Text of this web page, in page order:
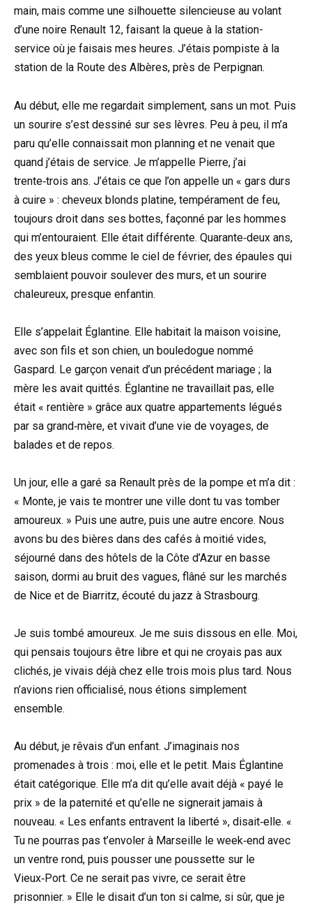
main, mais comme une silhouette silencieuse au volant
d’une noire Renault 12, faisant la queue à la station-
service où je faisais mes heures. J’étais pompiste à la
station de la Route des Albères, près de Perpignan.
Au début, elle me regardait simplement, sans un mot. Puis
un sourire s’est dessiné sur ses lèvres. Peu à peu, il m’a
paru qu’elle connaissait mon planning et ne venait que
quand j’étais de service. Je m’appelle Pierre, j’ai
trente‑trois ans. J’étais ce que l’on appelle un « gars durs
à cuire » : cheveux blonds platine, tempérament de feu,
toujours droit dans ses bottes, façonné par les hommes
qui m’entouraient. Elle était différente. Quarante‑deux ans,
des yeux bleus comme le ciel de février, des épaules qui
semblaient pouvoir soulever des murs, et un sourire
chaleureux, presque enfantin.
Elle s’appelait Églantine. Elle habitait la maison voisine,
avec son fils et son chien, un bouledogue nommé
Gaspard. Le garçon venait d’un précédent mariage ; la
mère les avait quittés. Églantine ne travaillait pas, elle
était « rentière » grâce aux quatre appartements légués
par sa grand‑mère, et vivait d’une vie de voyages, de
balades et de repos.
Un jour, elle a garé sa Renault près de la pompe et m’a dit :
« Monte, je vais te montrer une ville dont tu vas tomber
amoureux. » Puis une autre, puis une autre encore. Nous
avons bu des bières dans des cafés à moitié vides,
séjourné dans des hôtels de la Côte d’Azur en basse
saison, dormi au bruit des vagues, flâné sur les marchés
de Nice et de Biarritz, écouté du jazz à Strasbourg.
Je suis tombé amoureux. Je me suis dissous en elle. Moi,
qui pensais toujours être libre et qui ne croyais pas aux
clichés, je vivais déjà chez elle trois mois plus tard. Nous
n’avions rien officialisé, nous étions simplement
ensemble.
Au début, je rêvais d’un enfant. J’imaginais nos
promenades à trois : moi, elle et le petit. Mais Églantine
était catégorique. Elle m’a dit qu’elle avait déjà « payé le
prix » de la paternité et qu’elle ne signerait jamais à
nouveau. « Les enfants entravent la liberté », disait‑elle. «
Tu ne pourras pas t’envoler à Marseille le week‑end avec
un ventre rond, puis pousser une poussette sur le
Vieux‑Port. Ce ne serait pas vivre, ce serait être
prisonnier. » Elle le disait d’un ton si calme, si sûr, que je